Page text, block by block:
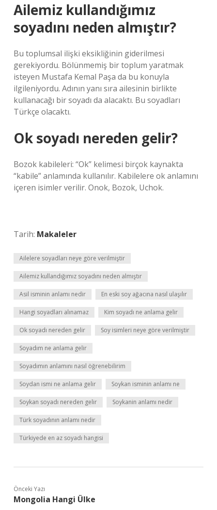
Ailemiz kullandığımız
soyadını neden almıştır?
Bu toplumsal ilişki eksikliğinin giderilmesi
gerekiyordu. Bölünmemiş bir toplum yaratmak
isteyen Mustafa Kemal Paşa da bu konuyla
ilgileniyordu. Adının yanı sıra ailesinin birlikte
kullanacağı bir soyadı da alacaktı. Bu soyadları
Türkçe olacaktı.
Ok soyadı nereden gelir?
Bozok kabileleri: “Ok” kelimesi birçok kaynakta
“kabile” anlamında kullanılır. Kabilelere ok anlamını
içeren isimler verilir. Onok, Bozok, Uchok.
Tarih: Makaleler
Ailelere soyadları neye göre verilmiştir
Ailemiz kullandığımız soyadını neden almıştır
Asil isminin anlamı nedir En eski soy ağacına nasıl ulaşılır
Hangi soyadları alınamaz Kim soyadı ne anlama gelir
Ok soyadı nereden gelir Soy isimleri neye göre verilmiştir
Soyadım ne anlama gelir
Soyadımın anlamını nasıl öğrenebilirim
Soydan ismi ne anlama gelir Soykan isminin anlamı ne
Soykan soyadı nereden gelir Soykanin anlamı nedir
Türk soyadının anlamı nedir
Türkiyede en az soyadı hangisi
Önceki Yazı
Mongolia Hangi Ülke